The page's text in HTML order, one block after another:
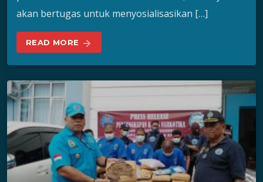
akan bertugas untuk menyosialisasikan […]
READ MORE arrow_forward